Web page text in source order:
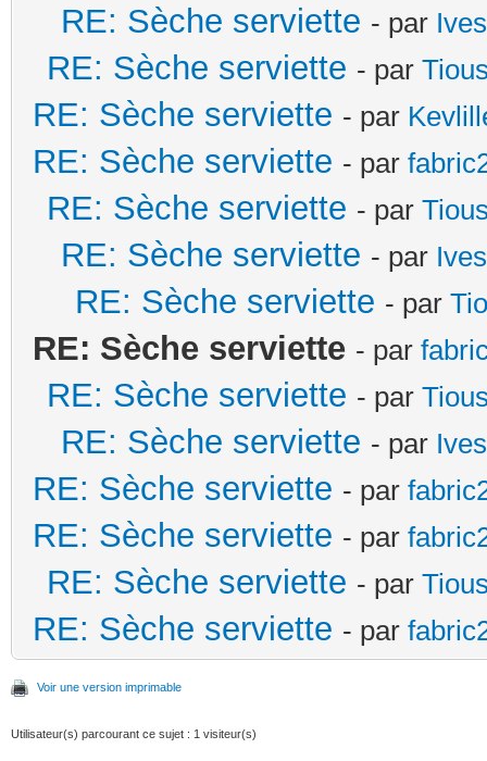
RE: Sèche serviette - par Ives
RE: Sèche serviette - par
RE: Sèche serviette - par
RE: Sèche serviette - par
RE: Sèche serviette - par
RE: Sèche serviette - par Ives
RE: Sèche serviette - par
RE: Sèche serviette - par
RE: Sèche serviette - par
RE: Sèche serviette - par Ives
RE: Sèche serviette - par
RE: Sèche serviette - par
RE: Sèche serviette - par
RE: Sèche serviette - par
Voir une version imprimable
Utilisateur(s) parcourant ce sujet : 1 visiteur(s)